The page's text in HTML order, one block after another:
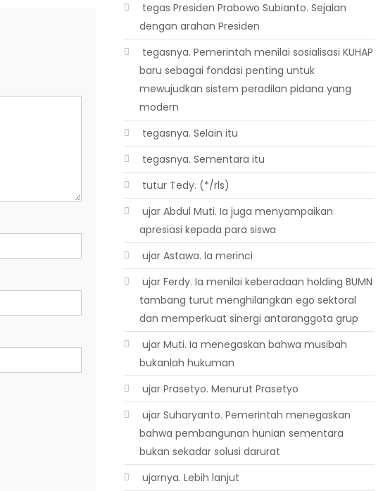
 tegas Presiden Prabowo Subianto. Sejalan
dengan arahan Presiden
 tegasnya. Pemerintah menilai sosialisasi KUHAP
baru sebagai fondasi penting untuk
mewujudkan sistem peradilan pidana yang
modern
 tegasnya. Selain itu
 tegasnya. Sementara itu
 tutur Tedy. (*/rls)
 ujar Abdul Muti. Ia juga menyampaikan
apresiasi kepada para siswa
 ujar Astawa. Ia merinci
 ujar Ferdy. Ia menilai keberadaan holding BUMN
tambang turut menghilangkan ego sektoral
dan memperkuat sinergi antaranggota grup
 ujar Muti. Ia menegaskan bahwa musibah
bukanlah hukuman
 ujar Prasetyo. Menurut Prasetyo
 ujar Suharyanto. Pemerintah menegaskan
bahwa pembangunan hunian sementara
bukan sekadar solusi darurat
 ujarnya. Lebih lanjut